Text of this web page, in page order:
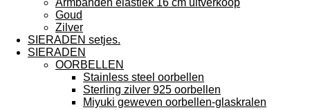
Armbanden elastiek 16 cm uitverkoop
Goud
Zilver
SIERADEN setjes.
SIERADEN
OORBELLEN
Stainless steel oorbellen
Sterling zilver 925 oorbellen
Miyuki geweven oorbellen-glaskralen